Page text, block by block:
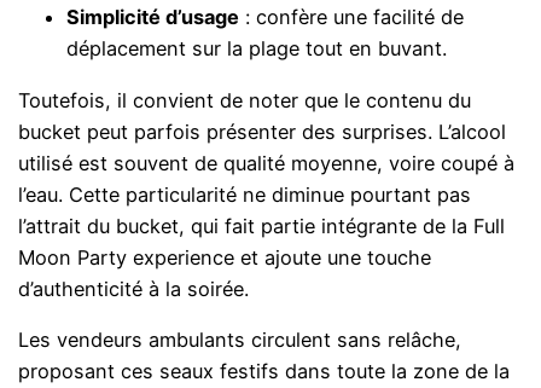
Simplicité d’usage : confère une facilité de
déplacement sur la plage tout en buvant.
Toutefois, il convient de noter que le contenu du
bucket peut parfois présenter des surprises. L’alcool
utilisé est souvent de qualité moyenne, voire coupé à
l’eau. Cette particularité ne diminue pourtant pas
l’attrait du bucket, qui fait partie intégrante de la Full
Moon Party experience et ajoute une touche
d’authenticité à la soirée.
Les vendeurs ambulants circulent sans relâche,
proposant ces seaux festifs dans toute la zone de la